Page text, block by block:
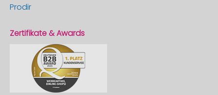
Prodir
Zertifikate & Awards